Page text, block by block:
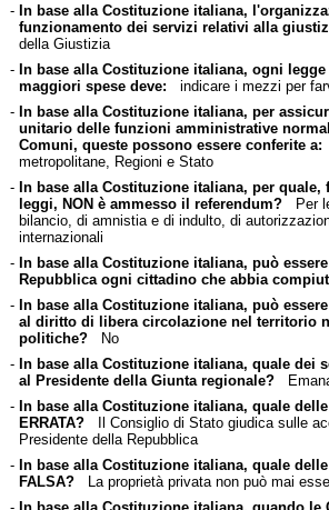
- In base alla Costituzione italiana,
funzionamento dei servizi relativi alla
della Giustizia
- In base alla Costituzione italiana, ogni
maggiori spese deve: indicare i mezzi per
- In base alla Costituzione italiana, per
unitario delle funzioni amministrative
Comuni, queste possono essere conferite a:
metropolitane, Regioni e Stato
- In base alla Costituzione italiana, per
leggi, NON è ammesso il referendum?Per le
bilancio, di amnistia e di indulto, di
internazionali
- In base alla Costituzione italiana, può
Repubblica ogni cittadino che abbia
- In base alla Costituzione italiana, può
al diritto di libera circolazione nel territorio
politiche?No
- In base alla Costituzione italiana, quale dei
al Presidente della Giunta regionale?
- In base alla Costituzione italiana, quale
ERRATA?Il Consiglio di Stato giudica sulle
Presidente della Repubblica
- In base alla Costituzione italiana, quale
FALSA?La proprietà privata non può mai